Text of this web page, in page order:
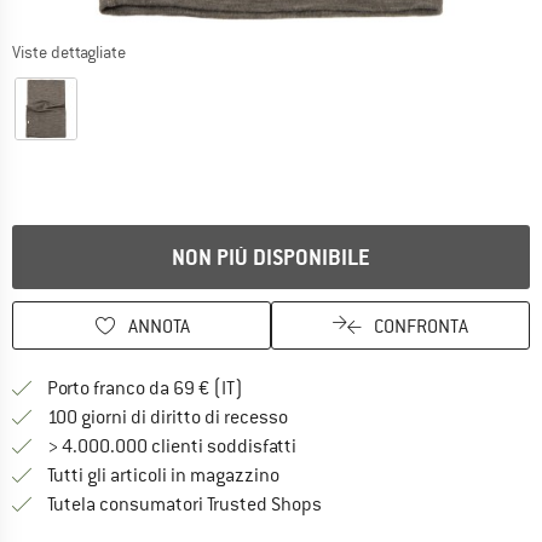
Viste dettagliate
NON PIÙ DISPONIBILE
ANNOTA CONFRONTA
Porto franco da 69 € (IT)
100 giorni di diritto di recessoVai alla politica di recesso qui
> 4.000.000 clienti soddisfatti
Tutti gli articoli in magazzino
Tutela consumatori Trusted Shops